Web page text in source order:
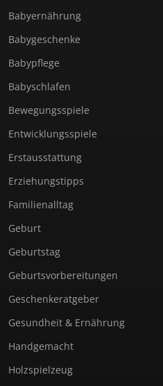
Babyernährung
Babygeschenke
Babypflege
Babyschlafen
Bewegungsspiele
Entwicklungsspiele
Erstausstattung
Erziehungstipps
Familienalltag
Geburt
Geburtstag
Geburtsvorbereitungen
Geschenkeratgeber
Gesundheit & Ernährung
Handgemacht
Holzspielzeug